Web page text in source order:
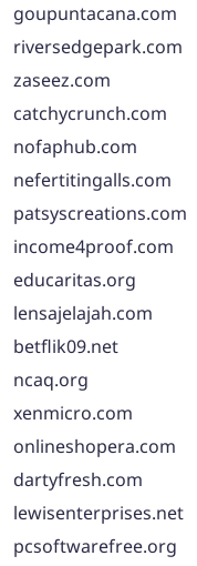
goupuntacana.com
riversedgepark.com
zaseez.com
catchycrunch.com
nofaphub.com
nefertitingalls.com
patsyscreations.com
income4proof.com
educaritas.org
lensajelajah.com
betflik09.net
ncaq.org
xenmicro.com
onlineshopera.com
dartyfresh.com
lewisenterprises.net
pcsoftwarefree.org